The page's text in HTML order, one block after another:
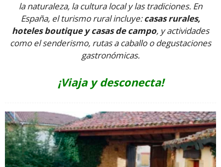
la naturaleza, la cultura local y las tradiciones. En
España, el turismo rural incluye:casas rurales,
hoteles boutique y casas de campo, y actividades
como el senderismo, rutas a caballo o degustaciones
gastronómicas.
¡Viaja y desconecta!